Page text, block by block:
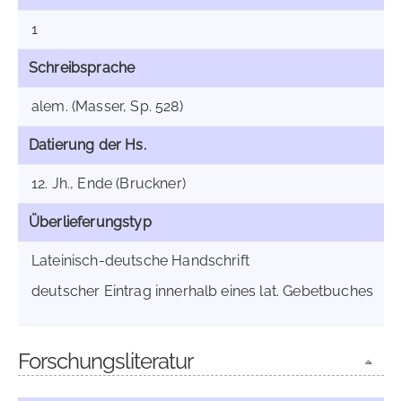
1
Schreibsprache
alem. (Masser, Sp. 528)
Datierung der Hs.
12. Jh., Ende (Bruckner)
Überlieferungstyp
Lateinisch-deutsche Handschrift
deutscher Eintrag innerhalb eines lat. Gebetbuches
Forschungsliteratur